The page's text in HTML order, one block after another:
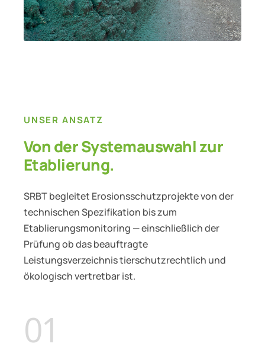
UNSER ANSATZ
Von der Systemauswahl zur
Etablierung.
SRBT begleitet Erosionsschutzprojekte von der
technischen Spezifikation bis zum
Etablierungsmonitoring — einschließlich der
Prüfung ob das beauftragte
Leistungsverzeichnis tierschutzrechtlich und
ökologisch vertretbar ist.
01